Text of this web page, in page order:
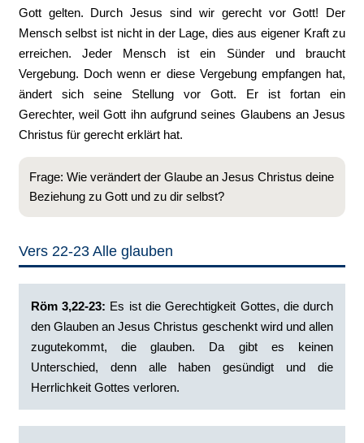
Gott gelten. Durch Jesus sind wir gerecht vor Gott! Der
Mensch selbst ist nicht in der Lage, dies aus eigener Kraft zu
erreichen. Jeder Mensch ist ein Sünder und braucht
Vergebung. Doch wenn er diese Vergebung empfangen hat,
ändert sich seine Stellung vor Gott. Er ist fortan ein
Gerechter, weil Gott ihn aufgrund seines Glaubens an Jesus
Christus für gerecht erklärt hat.
Frage: Wie verändert der Glaube an Jesus Christus deine
Beziehung zu Gott und zu dir selbst?
Vers 22-23 Alle glauben
Röm 3,22-23: ‭Es ist die Gerechtigkeit Gottes, die durch
den Glauben an Jesus Christus geschenkt wird und allen
zugutekommt, die glauben. Da gibt es keinen
Unterschied,‭ ‭denn alle haben gesündigt und die
Herrlichkeit Gottes verloren.‭